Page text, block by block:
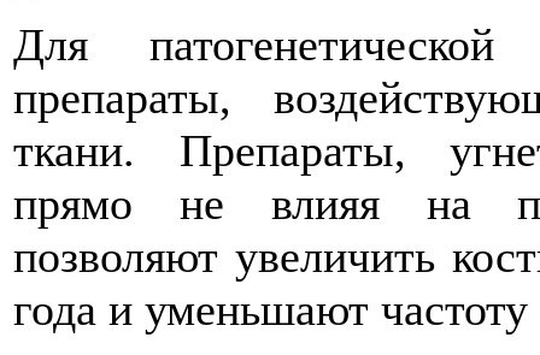
Для
препараты,
ткани. Препараты,
прямо не влияя на
позволяют увеличить
года и уменьшают